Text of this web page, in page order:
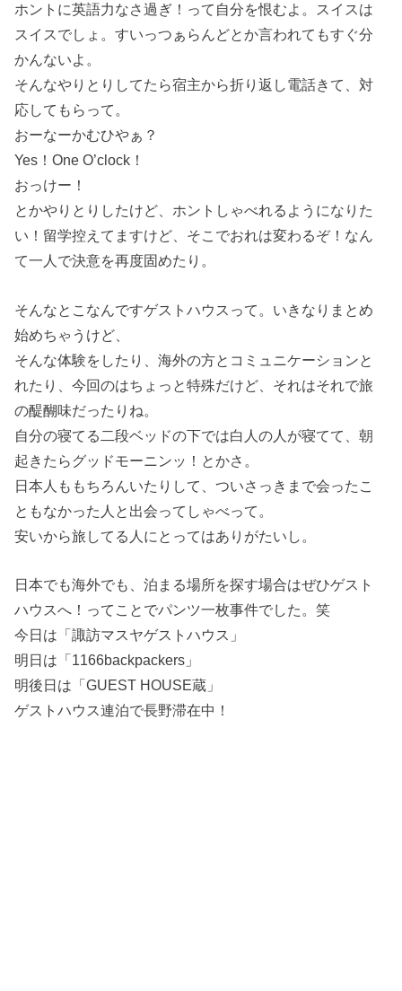
ホントに英語力なさ過ぎ！って自分を恨むよ。スイスは
スイスでしょ。すいっつぁらんどとか言われてもすぐ分
かんないよ。
そんなやりとりしてたら宿主から折り返し電話きて、対
応してもらって。
おーなーかむひやぁ？
Yes！One O’clock！
おっけー！
とかやりとりしたけど、ホントしゃべれるようになりた
い！留学控えてますけど、そこでおれは変わるぞ！なん
て一人で決意を再度固めたり。
そんなとこなんですゲストハウスって。いきなりまとめ
始めちゃうけど、
そんな体験をしたり、海外の方とコミュニケーションと
れたり、今回のはちょっと特殊だけど、それはそれで旅
の醍醐味だったりね。
自分の寝てる二段ベッドの下では白人の人が寝てて、朝
起きたらグッドモーニンッ！とかさ。
日本人ももちろんいたりして、ついさっきまで会ったこ
ともなかった人と出会ってしゃべって。
安いから旅してる人にとってはありがたいし。
日本でも海外でも、泊まる場所を探す場合はぜひゲスト
ハウスへ！ってことでパンツ一枚事件でした。笑
今日は「諏訪マスヤゲストハウス」
明日は「1166backpackers」
明後日は「GUEST HOUSE蔵」
ゲストハウス連泊で長野滞在中！